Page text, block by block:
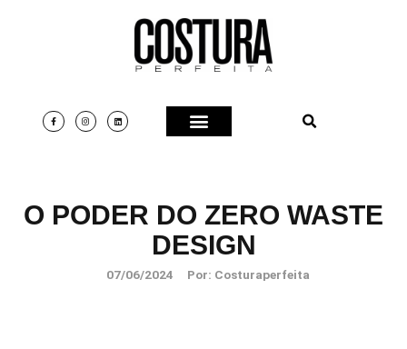
O PODER DO ZERO WASTE
DESIGN
07/06/2024 Por: Costuraperfeita